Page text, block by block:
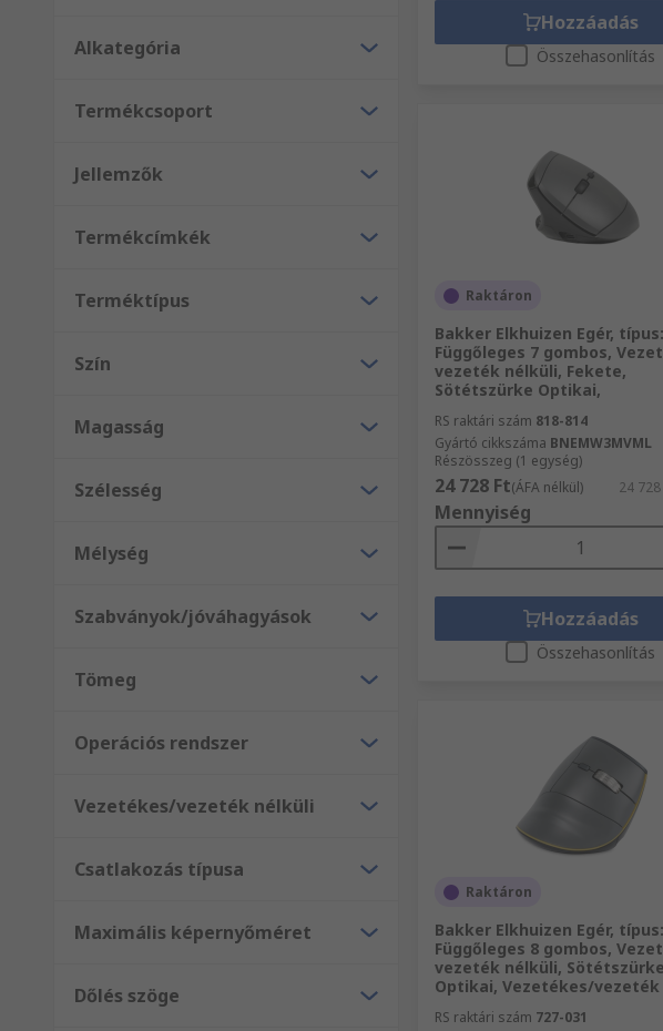
Alkategória
Termékcsoport
Jellemzők
Termékcímkék
Terméktípus
Szín
Magasság
Szélesség
Mélység
Szabványok/jóváhagyások
Tömeg
Operációs rendszer
Vezetékes/vezeték nélküli
Csatlakozás típusa
Maximális képernyőméret
Dőlés szöge
Hozzáadás
Összehasonlítás
Raktáron
Bakker Elkhuizen Egér, típus:
Függőleges 7 gombos,
vezeték nélküli, Fekete,
Sötétszürke Optikai,
RS raktári szám 818-814
Gyártó cikkszáma BNEMW3MVML
Részösszeg (1 egység)
24 728 Ft(ÁFA nélkül) 24
Mennyiség
Hozzáadás
Összehasonlítás
Raktáron
Bakker Elkhuizen Egér, típus:
Függőleges 8 gombos,
vezeték nélküli, Sötétszürke
Optikai, Vezetékes/vezeték
RS raktári szám 727-031